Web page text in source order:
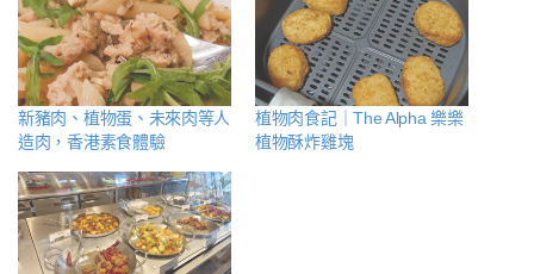
新豬肉、植物蛋、未來肉等人
造肉，香港素食體驗
植物肉食記｜The Alpha 樂樂
植物酥炸雞塊